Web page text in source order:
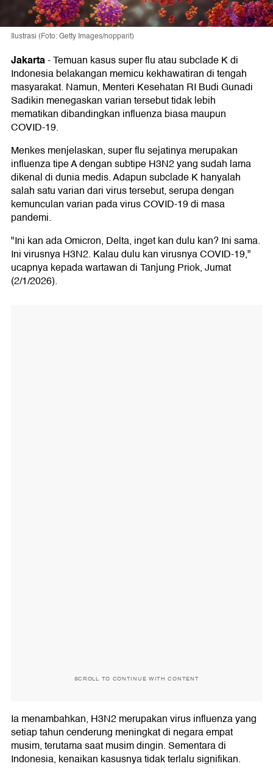
Ilustrasi (Foto: Getty Images/nopparit)
Jakarta-Temuan kasus super flu atau subclade K di
Indonesia belakangan memicu kekhawatiran di tengah
masyarakat. Namun, Menteri Kesehatan RI Budi Gunadi
Sadikin menegaskan varian tersebut tidak lebih
mematikan dibandingkan influenza biasa maupun
COVID-19.
Menkes menjelaskan, super flu sejatinya merupakan
influenza tipe A dengan subtipe H3N2 yang sudah lama
dikenal di dunia medis. Adapun subclade K hanyalah
salah satu varian dari virus tersebut, serupa dengan
kemunculan varian pada virus COVID-19 di masa
pandemi.
"Ini kan ada Omicron, Delta, inget kan dulu kan? Ini sama.
Ini virusnya H3N2. Kalau dulu kan virusnya COVID-19,"
ucapnya kepada wartawan di Tanjung Priok, Jumat
(2/1/2026).
SCROLL TO CONTINUE WITH CONTENT
Ia menambahkan, H3N2 merupakan virus influenza yang
setiap tahun cenderung meningkat di negara empat
musim, terutama saat musim dingin. Sementara di
Indonesia, kenaikan kasusnya tidak terlalu signifikan.